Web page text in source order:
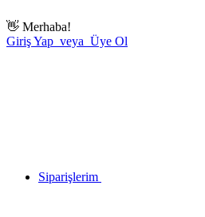
👋 Merhaba!
Giriş Yap veya Üye Ol
Siparişlerim